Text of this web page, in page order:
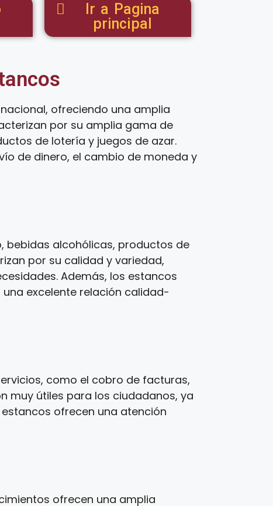
Ir a Pagina
principal
ofreciendo una amplia
por su amplia gama de
de lotería y juegos de azar.
de dinero, el cambio de moneda y
bebidas alcohólicas, productos de
por su calidad y variedad,
Además, los estancos
excelente relación calidad-
como el cobro de facturas,
muy útiles para los ciudadanos, ya
ofrecen una atención
ofrecen una amplia